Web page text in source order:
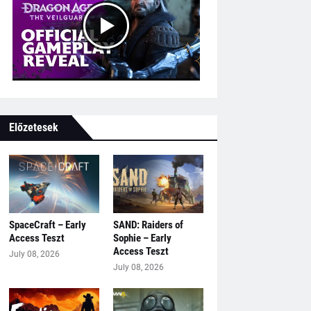
Előzetesek
SpaceCraft – Early
Access Teszt
July 08, 2026
SAND: Raiders of
Sophie – Early
Access Teszt
July 08, 2026